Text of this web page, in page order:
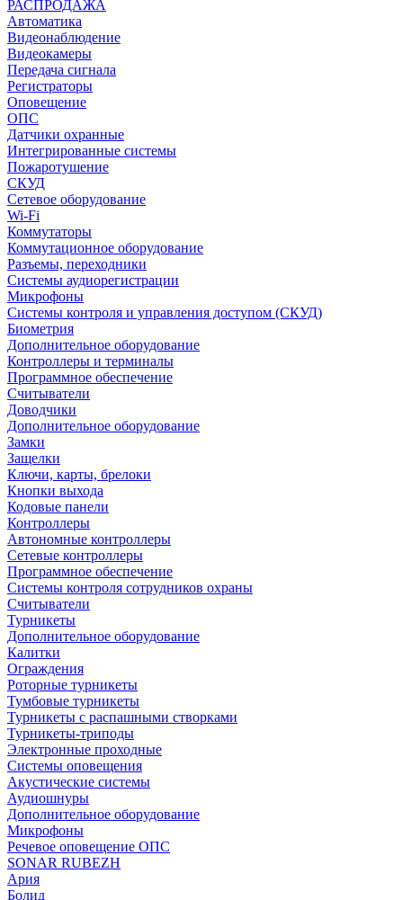
РАСПРОДАЖА
Автоматика
Видеонаблюдение
Видеокамеры
Передача сигнала
Регистраторы
Оповещение
ОПС
Датчики охранные
Интегрированные системы
Пожаротушение
СКУД
Сетевое оборудование
Wi-Fi
Коммутаторы
Коммутационное оборудование
Разъемы, переходники
Системы аудиорегистрации
Микрофоны
Системы контроля и управления доступом (СКУД)
Биометрия
Дополнительное оборудование
Контроллеры и терминалы
Программное обеспечение
Считыватели
Доводчики
Дополнительное оборудование
Замки
Защелки
Ключи, карты, брелоки
Кнопки выхода
Кодовые панели
Контроллеры
Автономные контроллеры
Сетевые контроллеры
Программное обеспечение
Системы контроля сотрудников охраны
Считыватели
Турникеты
Дополнительное оборудование
Калитки
Ограждения
Роторные турникеты
Тумбовые турникеты
Турникеты с распашными створками
Турникеты-триподы
Электронные проходные
Системы оповещения
Акустические системы
Аудиошнуры
Дополнительное оборудование
Микрофоны
Речевое оповещение ОПС
SONAR RUBEZH
Ария
Болид